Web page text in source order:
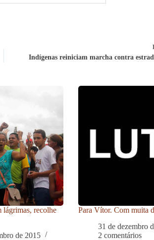
Indígenas reiniciam marcha contra
lágrimas, recolhe
de 2015
Para Vítor. Com muita
31 de dezembro
2 comentários